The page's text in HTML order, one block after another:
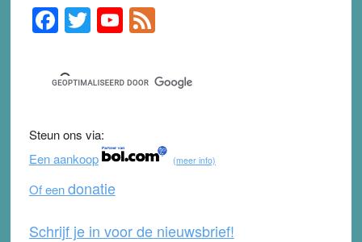
Primary
Sidebar
F
a
c
e
b
o
o
k
T
wi
tt
er
Y
o
u
T
b
e
F
e
d
Steun ons via:
Een aankoop
(meer info)
Of eendonatie
Schrijf je in voor de nieuwsbrief!